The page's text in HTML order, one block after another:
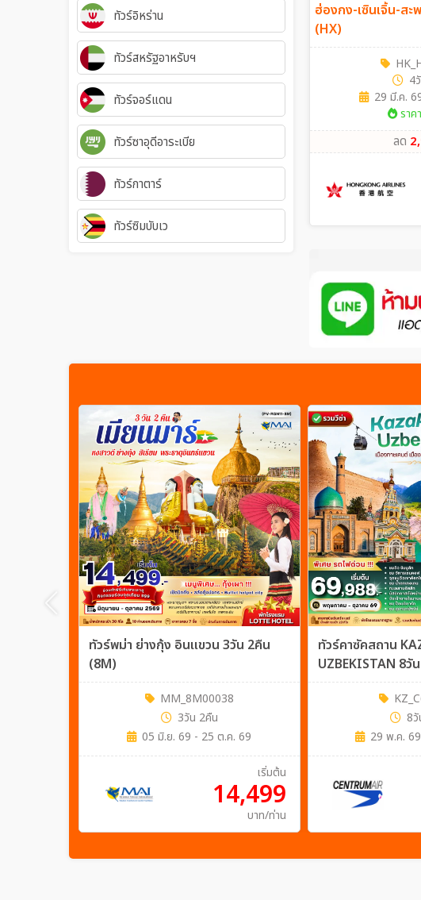
ทัวร์อิหร่าน
ทัวร์สหรัฐอาหรับฯ
ทัวร์จอร์แดน
ทัวร์ซาอุดีอาระเบีย
ทัวร์กาตาร์
ทัวร์ซิมบับเว
ฮ่องกง-เซินเจิ้น-ส
(HX)
4
29 มี.ค.
ราค
ลด
ทัวร์พม่า ย่างกุ้ง อินแขวน 3วัน 2คืน
(8M)
MM_8M00038
3วัน 2คืน
05 มิ.ย. 69 - 25 ต.ค. 69
เริ่มต้น
14,499
บาท/ท่าน
ทัวร์คาซัคสถาน
UZBEKISTAN 8วั
8
29 พ.ค.